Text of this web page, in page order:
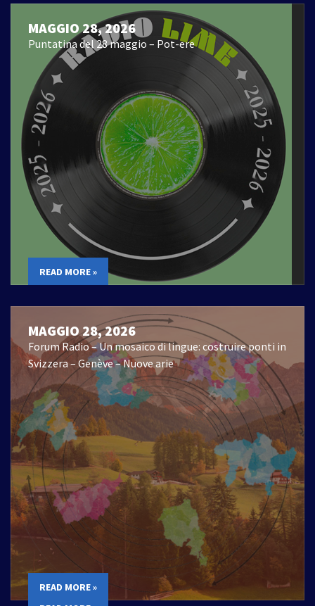
MAGGIO 28, 2026
Puntatina del 28 maggio – Pot-ere
READ MORE »
MAGGIO 28, 2026
Forum Radio – Un mosaico di lingue: costruire ponti in
Svizzera – Genève – Nuove arie
READ MORE »